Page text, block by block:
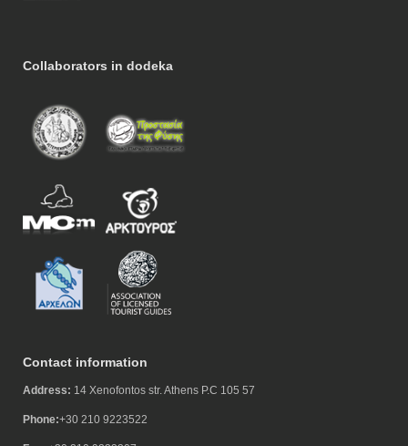
Collaborators in dodeka
Contact information
Address: 14 Xenofontos str. Athens P.C 105 57
Phone:+30 210 9223522